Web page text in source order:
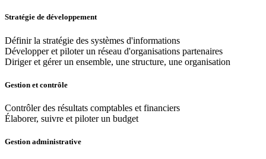
Stratégie de développement
Définir la stratégie des systèmes d'informations
Développer et piloter un réseau d'organisations partenaires
Diriger et gérer un ensemble, une structure, une organisation
Gestion et contrôle
Contrôler des résultats comptables et financiers
Élaborer, suivre et piloter un budget
Gestion administrative